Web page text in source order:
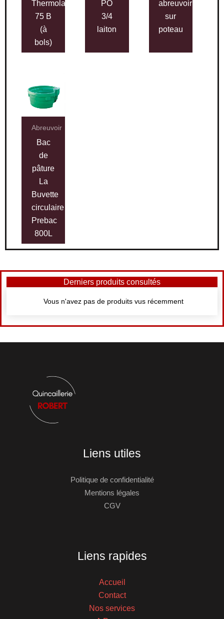
Thermolac
75 B
(à
bols)
PO
3/4
laiton
abreuvoir
sur
poteau
Abreuvoir
Bac
de
pâture
La
Buvette
circulaire
Prebac
800L
Derniers produits consultés
Vous n'avez pas de produits vus récemment
Liens utiles
Politique de confidentialité
Mentions légales
CGV
Liens rapides
Accueil
Contact
Nos services